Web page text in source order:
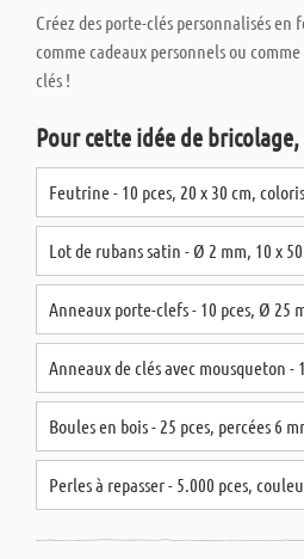
Créez des porte-clés personnalisés
comme cadeaux personnels ou
clés !
Pour cette idée de
Feutrine - 10 pces, 20 x 30 cm,
Lot de rubans satin - Ø 2 mm, 10 x
Anneaux porte-clefs - 10 pces, Ø 25
Anneaux de clés avec mousqueton -
Boules en bois - 25 pces, percées 6
Perles à repasser - 5.000 pces,